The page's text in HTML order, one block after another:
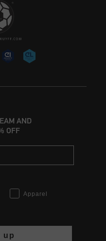
AND
OFF
Apparel
up